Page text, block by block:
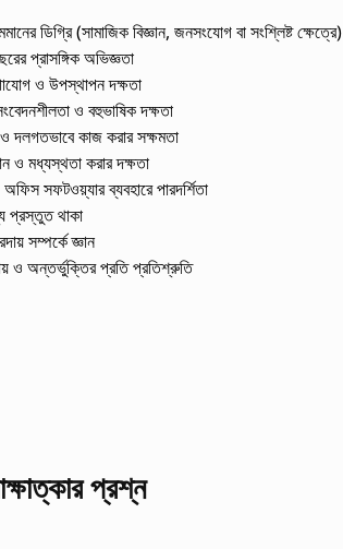
ডিগ্রি (সামাজিক বিজ্ঞান, জনসংযোগ বা সংশ্লিষ্ট ক্ষেত্রে)
প্রাসঙ্গিক অভিজ্ঞতা
ও উপস্থাপন দক্ষতা
ও বহুভাষিক দক্ষতা
ও দলগতভাবে কাজ করার সক্ষমতা
ও মধ্যস্থতা করার দক্ষতা
সফটওয়্যার ব্যবহারে পারদর্শিতা
প্রস্তুত থাকা
সম্পর্কে জ্ঞান
ও অন্তর্ভুক্তির প্রতি প্রতিশ্রুতি
প্রশ্ন